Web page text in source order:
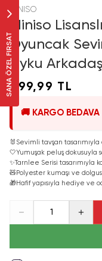
SANA ÖZEL FIRSAT
MINISO
Miniso
Oyuncak
Uyku
899,99 TL
🚚 KARGO BEDAVA
🐰 Sevimli tavşan
🤍Yumuşak peluş dokusuyla
✨Tarnlee Serisi tasarımıyla
🧸Polyester kumaşı ve
🎁Hafif yapısıyla hediye ve
1